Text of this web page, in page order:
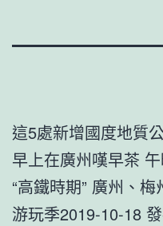
這5處新增國度地質
早上在廣州嘆早茶
“高鐵時期” 廣州、
游玩季2019-10-18